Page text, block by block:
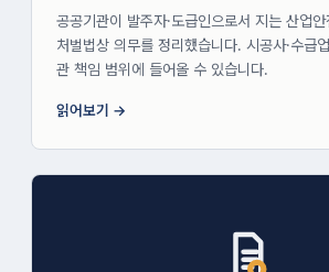
공공기관이 발주자·도급인으로서 지는 산업
처벌법상 의무를 정리했습니다. 시공사·수급
관 책임 범위에 들어올 수 있습니다.
읽어보기